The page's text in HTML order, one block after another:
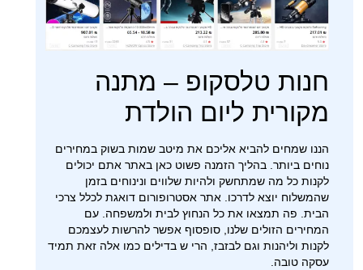
חנות טלסקופ – מתנה
מקורית ליום הולדת
הננו שמחים להביא אליכם את מיטב שמות בשוק במחירים
נוחים ביותר. בהליך הזמנה פשוט כאן באתר אתם יכולים
לקנות כל מה שמתחשק ולהיות שלווים ונינוחים בזמן
שהמשלוח יוצא לדרכו. אתר אסטרופורום דואגת לכלל צרכי
הבית. פה תמצאו את כל הנחוץ לבית ולמשפחה. עם
המחירים הזולים שלנו, סופסוף אפשר להרשות לעצמכם
לקנות וליהנות וגם לבזבז, הרי ש בדילים כמו אלה זאת תמיד
עסקה טובה.